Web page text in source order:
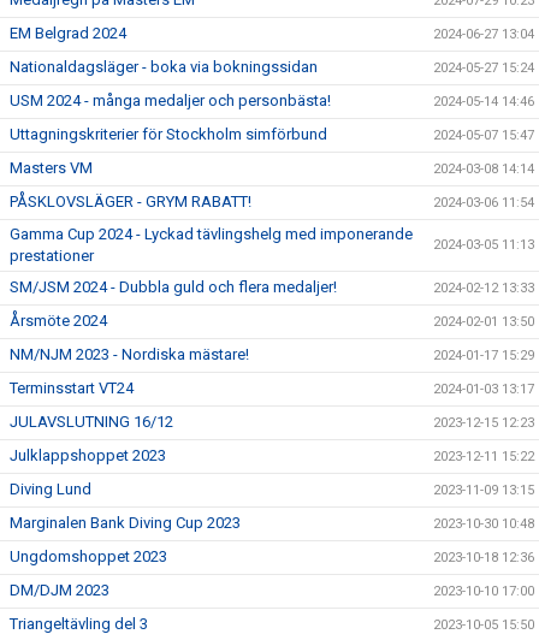
EM Belgrad 2024 2024-06-27 13:04
Nationaldagsläger - boka via bokningssidan 2024-05-27 15:24
USM 2024 - många medaljer och personbästa! 2024-05-14 14:46
Uttagningskriterier för Stockholm simförbund 2024-05-07 15:47
Masters VM 2024-03-08 14:14
PÅSKLOVSLÄGER - GRYM RABATT! 2024-03-06 11:54
Gamma Cup 2024 - Lyckad tävlingshelg med imponerande
prestationer
2024-03-05 11:13
SM/JSM 2024 - Dubbla guld och flera medaljer! 2024-02-12 13:33
Årsmöte 2024 2024-02-01 13:50
NM/NJM 2023 - Nordiska mästare! 2024-01-17 15:29
Terminsstart VT24 2024-01-03 13:17
JULAVSLUTNING 16/12 2023-12-15 12:23
Julklappshoppet 2023 2023-12-11 15:22
Diving Lund 2023-11-09 13:15
Marginalen Bank Diving Cup 2023 2023-10-30 10:48
Ungdomshoppet 2023 2023-10-18 12:36
DM/DJM 2023 2023-10-10 17:00
Triangeltävling del 3 2023-10-05 15:50